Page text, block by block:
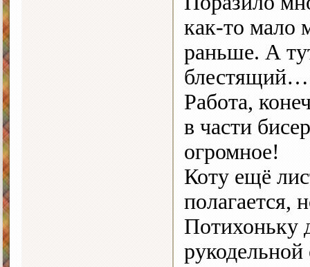
как-то мало
раньше. А
блестящий…
Работа,
в части
огромное!
Коту ещё
полагается,
Потихоньку